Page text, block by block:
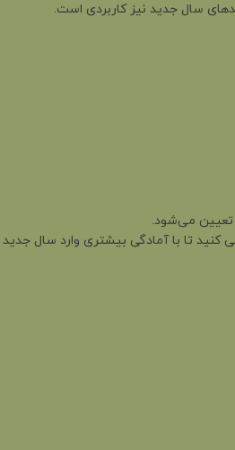
سال جدید نیز کاربردی است.
تعیین می‌شود.